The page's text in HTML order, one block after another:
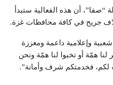
“صفا”، أن هذه الفعالية ستبدأ
وإعلامية داعمة ومعززة
لنا همّة أو تخبوا لنا همّة ونحن
لكم، فخدمتكم شرف وأمانة”.